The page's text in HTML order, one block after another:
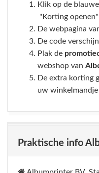
Klik op de
"Korting
De webpagina
De code
Plak de
webshop van
De extra korting
uw winkelmandje
Praktische info